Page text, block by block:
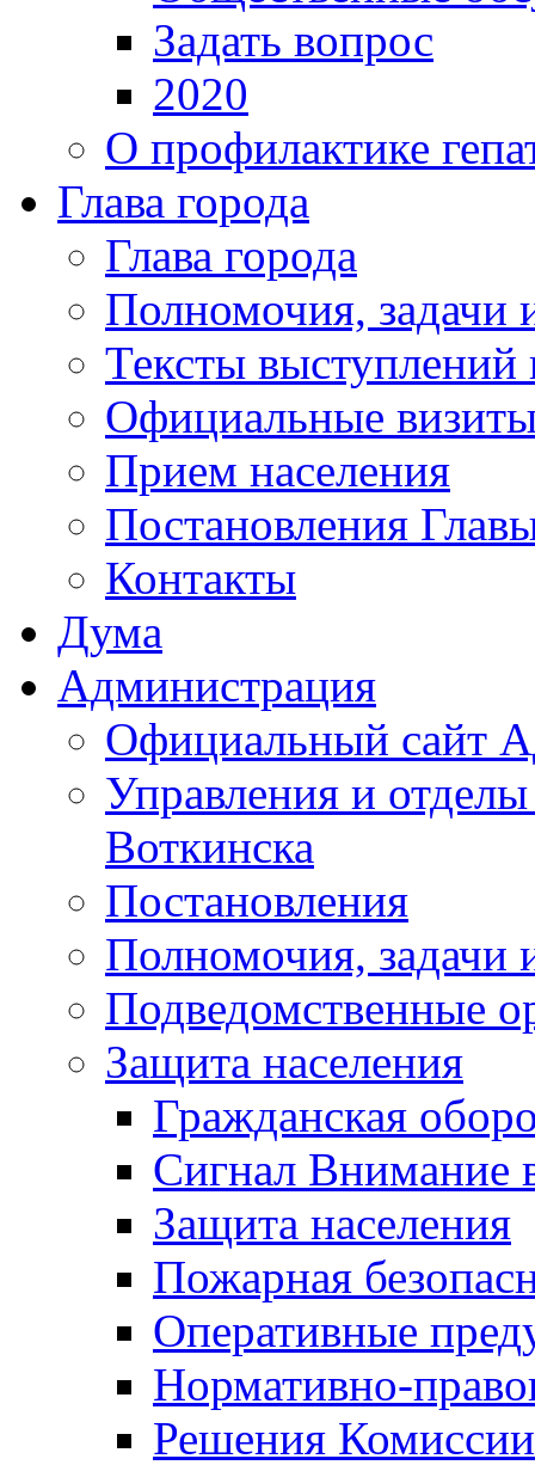
Задать вопрос
2020
О профилактике
Глава города
Глава города
Полномочия, задачи
Тексты выступлений
Официальные
Прием населения
Постановления
Контакты
Дума
Администрация
Официальный сайт
Управления и
Воткинска
Постановления
Полномочия, задачи
Подведомственные
Защита населения
Гражданская
Сигнал Внимание
Защита населения
Пожарная
Оперативные
Нормативно-
Решения